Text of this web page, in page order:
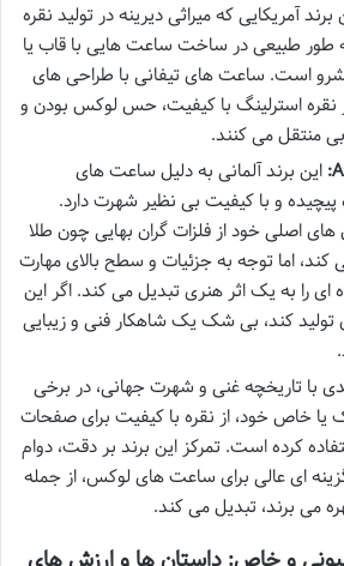
برند آمریکایی که میراثی دیرینه در تولید نقره
طور طبیعی در ساخت ساعت هایی با قاب یا
است. ساعت های تیفانی با طراحی های
نقره استرلینگ با کیفیت، حس لوکس بودن و
منتقل می کنند.
این برند آلمانی به دلیل ساعت های
پیچیده و با کیفیت بی نظیر شهرت دارد.
اصلی خود از فلزات گران بهایی چون طلا
کند، اما توجه به جزئیات و سطح بالای مهارت
ای را به یک اثر هنری تبدیل می کند. اگر این
تولید کند، بی شک یک شاهکار فنی و زیبایی
با تاریخچه غنی و شهرت جهانی، در برخی
یا خاص خود، از نقره با کیفیت برای صفحات
کرده است. تمرکز این برند بر دقت، دوام
گزینه ای عالی برای ساعت های لوکس، از جمله
می برند، تبدیل می کند.